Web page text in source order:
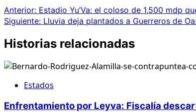
Anterior: Estadio Yu’Va: el coloso de 1,500 mdp
Siguiente: Lluvia deja plantados a Guerreros de
Historias relacionadas
Estados
Enfrentamiento por Leyva: Fiscalía